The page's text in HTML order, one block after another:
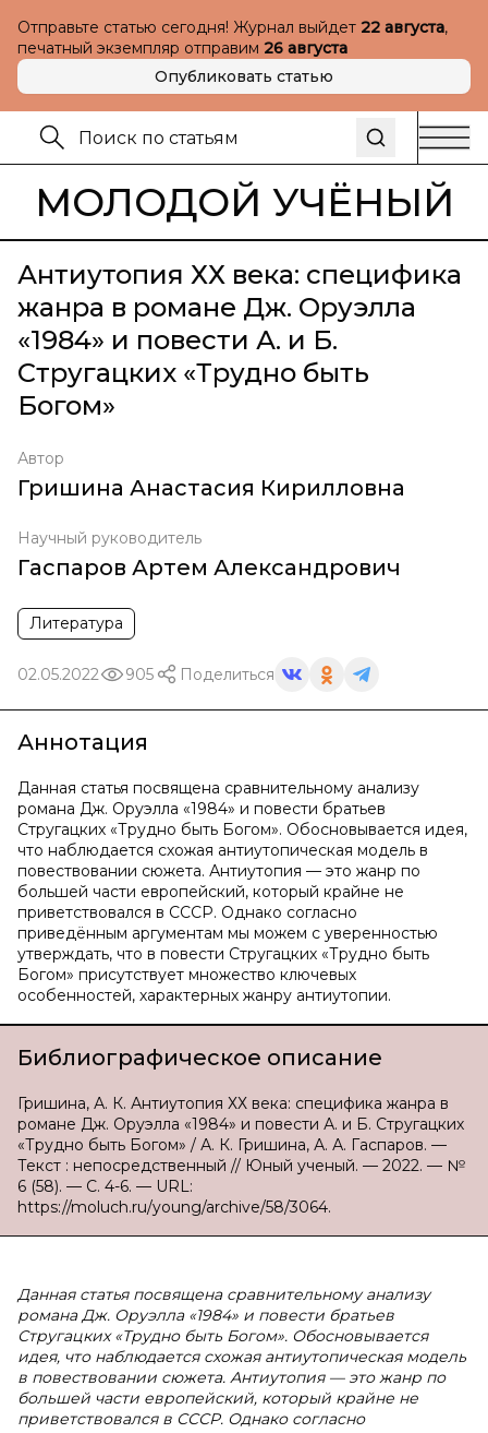
Отправьте статью сегодня! Журнал выйдет 22 августа,
печатный экземпляр отправим 26 августа
Опубликовать статью
МОЛОДОЙ УЧЁНЫЙ
Антиутопия ХХ века: специфика
жанра в романе Дж. Оруэлла
«1984» и повести А. и Б.
Стругацких «Трудно быть
Богом»
Автор
Гришина Анастасия Кирилловна
Научный руководитель
Гаспаров Артем Александрович
Литература
02.05.2022 905 Поделиться
Аннотация
Данная статья посвящена сравнительному анализу
романа Дж. Оруэлла «1984» и повести братьев
Стругацких «Трудно быть Богом». Обосновывается идея,
что наблюдается схожая антиутопическая модель в
повествовании сюжета. Антиутопия — это жанр по
большей части европейский, который крайне не
приветствовался в СССР. Однако согласно
приведённым аргументам мы можем с уверенностью
утверждать, что в повести Стругацких «Трудно быть
Богом» присутствует множество ключевых
особенностей, характерных жанру антиутопии.
Библиографическое описание
Гришина, А. К. Антиутопия ХХ века: специфика жанра в
романе Дж. Оруэлла «1984» и повести А. и Б. Стругацких
«Трудно быть Богом» / А. К. Гришина, А. А. Гаспаров. —
Текст : непосредственный // Юный ученый. — 2022. — №
6 (58). — С. 4-6. — URL:
https://moluch.ru/young/archive/58/3064.
Данная статья посвящена сравнительному анализу
романа Дж. Оруэлла «1984» и повести братьев
Стругацких «Трудно быть Богом». Обосновывается
идея, что наблюдается схожая антиутопическая модель
в повествовании сюжета. Антиутопия — это жанр по
большей части европейский, который крайне не
приветствовался в СССР. Однако согласно